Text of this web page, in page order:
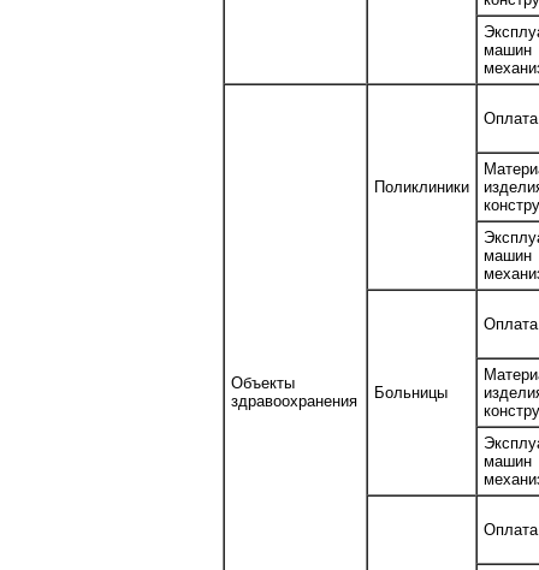
Объекты
здравоохранения
Поликлиники
Больницы